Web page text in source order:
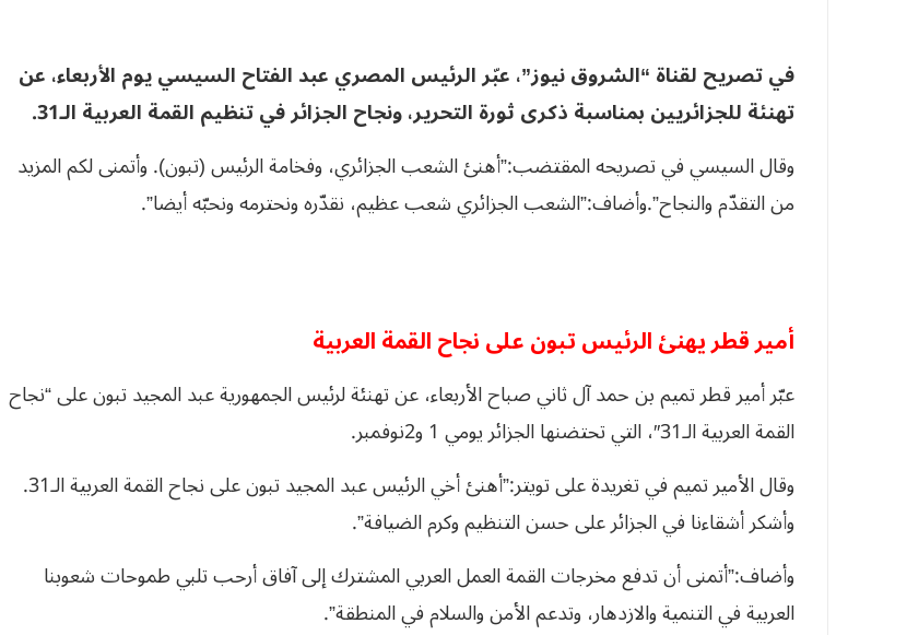
في تصريح لقناة “الشروق نيوز”، عبّر الرئيس المصري عبد الفتاح السيسي يوم الأربعاء، عن
تهنئة للجزائريين بمناسبة ذكرى ثورة التحرير، ونجاح الجزائر في تنظيم القمة العربية الـ31.
وقال السيسي في تصريحه المقتضب:”أهنئ الشعب الجزائري، وفخامة الرئيس (تبون). وأتمنى لكم المزيد
من التقدّم والنجاح”.وأضاف:”الشعب الجزائري شعب عظيم، نقدّره ونحترمه ونحبّه أيضا”.
أمير قطر يهنئ الرئيس تبون على نجاح القمة العربية
عبّر أمير قطر تميم بن حمد آل ثاني صباح الأربعاء، عن تهنئة لرئيس الجمهورية عبد المجيد تبون على “نجاح
القمة العربية الـ31″، التي تحتضنها الجزائر يومي 1 و2نوفمبر.
وقال الأمير تميم في تغريدة على تويتر:”أهنئ أخي الرئيس عبد المجيد تبون
على نجاح القمة العربية الـ31.
وأشكر أشقاءنا في الجزائر على حسن التنظيم وكرم الضيافة”.
وأضاف:”أتمنى أن تدفع مخرجات القمة العمل العربي المشترك إلى آفاق أرحب تلبي طموحات شعوبنا
العربية في التنمية والازدهار، وتدعم الأمن والسلام في المنطقة”.